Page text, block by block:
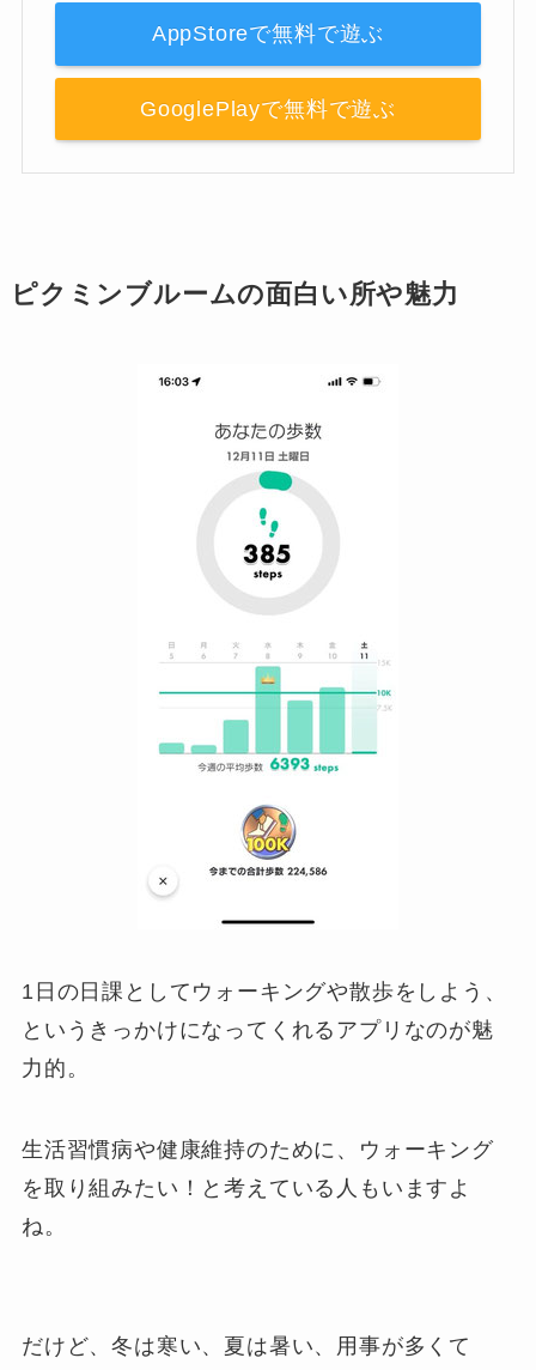
AppStoreで無料で遊ぶ
GooglePlayで無料で遊ぶ
ピクミンブルームの面白い所や魅力
1日の日課としてウォーキングや散歩をしよう、
というきっかけになってくれるアプリなのが魅
力的。
生活習慣病や健康維持のために、ウォーキング
を取り組みたい！と考えている人もいますよ
ね。
だけど、冬は寒い、夏は暑い、用事が多くて